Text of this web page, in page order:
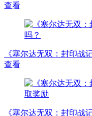
查看
《塞尔达无双：封印战
查看
《塞尔达无双：封印战